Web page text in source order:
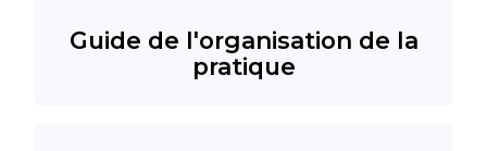
Guide de l'organisation de la
pratique